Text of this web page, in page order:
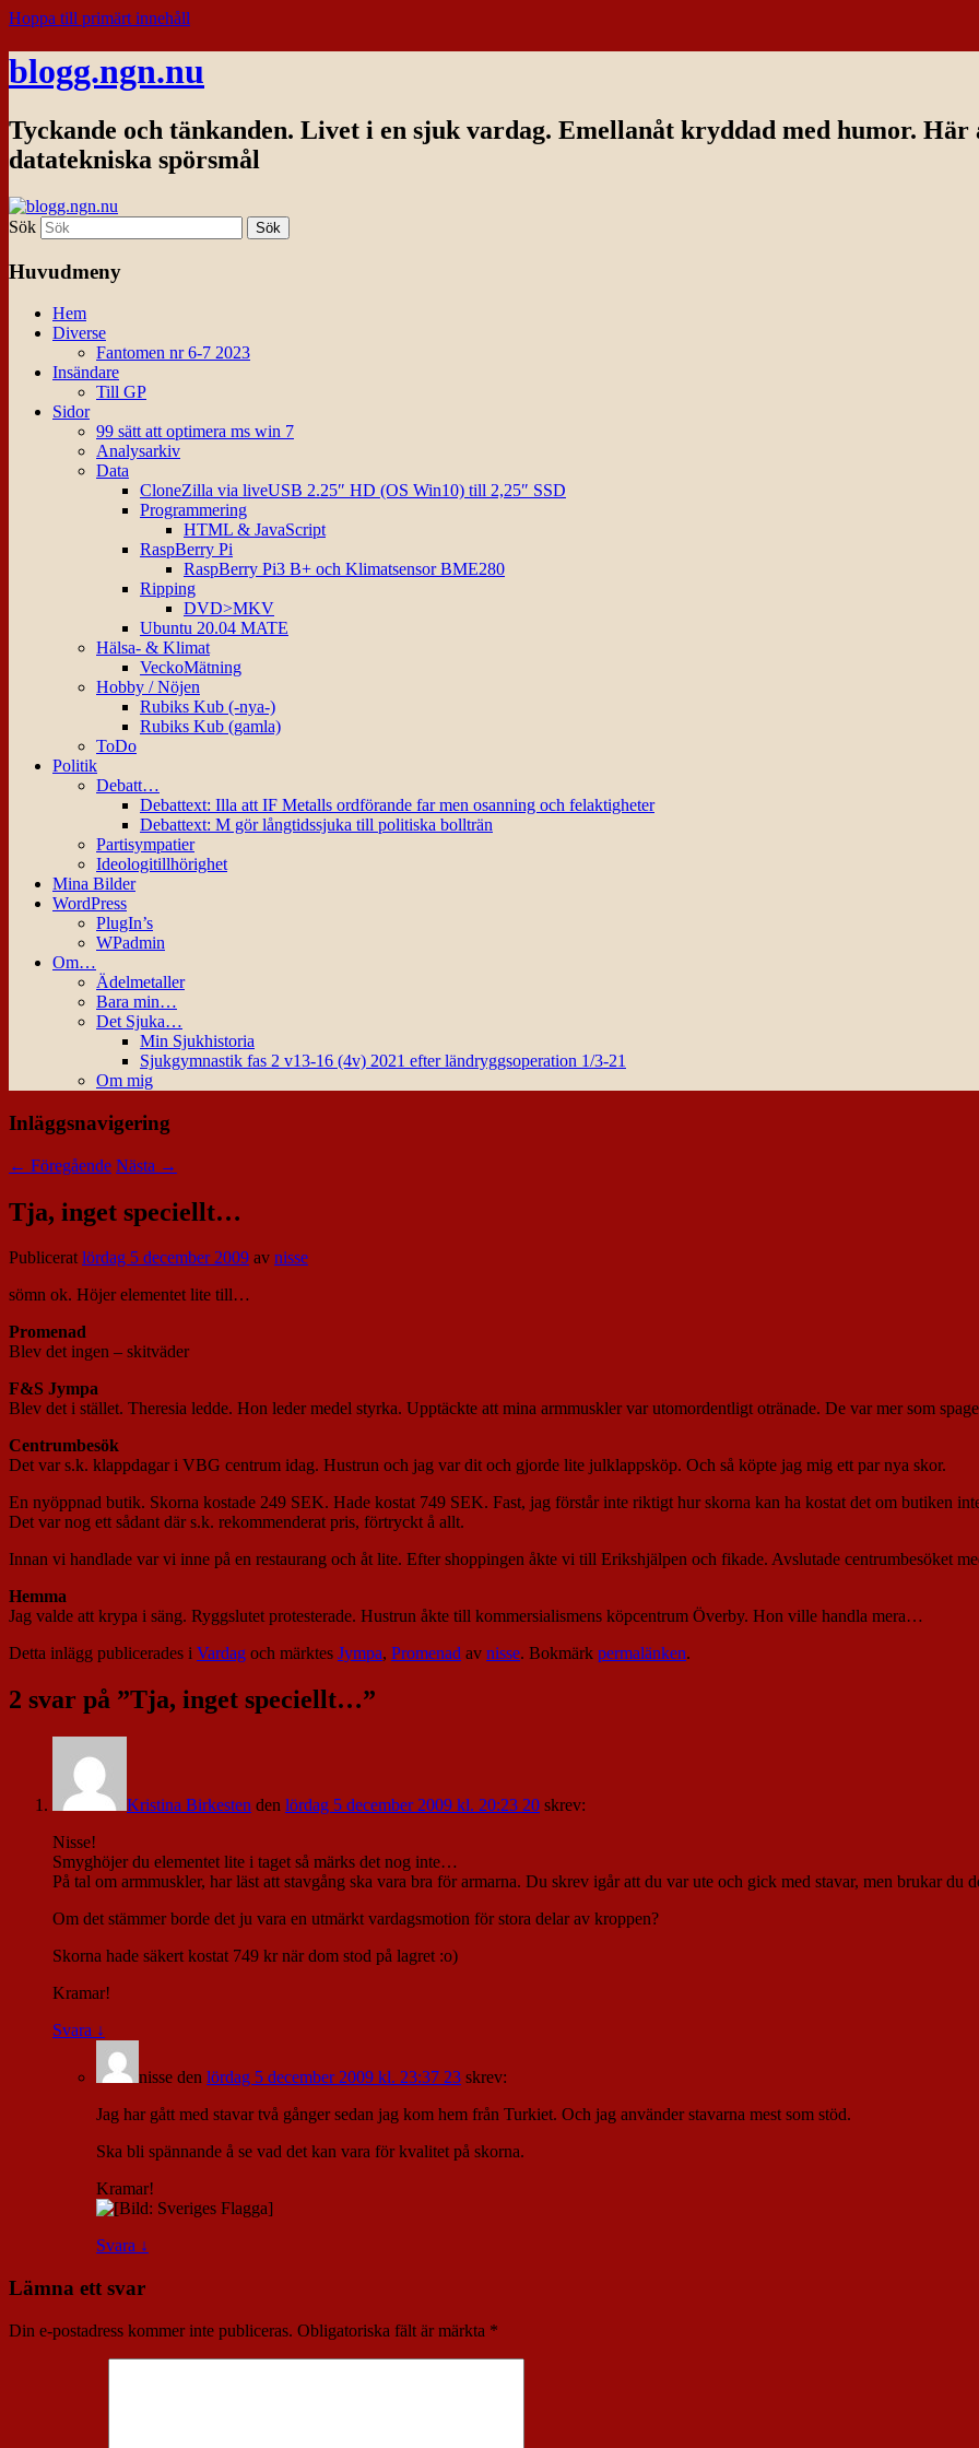
Hoppa till primärt innehåll
blogg.ngn.nu
Tyckande och tänkanden. Livet i en sjuk vardag. Emellanåt kryddad med humor. Här
datatekniska spörsmål
Sök
Huvudmeny
Hem
Diverse
Fantomen nr 6-7 2023
Insändare
Till GP
Sidor
99 sätt att optimera ms win 7
Analysarkiv
Data
CloneZilla via liveUSB 2.25″ HD (OS Win10) till 2,25″ SSD
Programmering
HTML & JavaScript
RaspBerry Pi
RaspBerry Pi3 B+ och Klimatsensor BME280
Ripping
DVD>MKV
Ubuntu 20.04 MATE
Hälsa- & Klimat
VeckoMätning
Hobby / Nöjen
Rubiks Kub (-nya-)
Rubiks Kub (gamla)
ToDo
Politik
Debatt…
Debattext: Illa att IF Metalls ordförande far men osanning och felaktigheter
Debattext: M gör långtidssjuka till politiska bollträn
Partisympatier
Ideologitillhörighet
Mina Bilder
WordPress
PlugIn’s
WPadmin
Om…
Ädelmetaller
Bara min…
Det Sjuka…
Min Sjukhistoria
Sjukgymnastik fas 2 v13-16 (4v) 2021 efter ländryggsoperation 1/3-21
Om mig
Inläggsnavigering
← Föregående Nästa →
Tja, inget speciellt…
Publiceratlördag 5 december 2009 av nisse
sömn ok. Höjer elementet lite till…
Promenad
Blev det ingen – skitväder
F&S Jympa
Blev det i stället. Theresia ledde. Hon leder medel styrka. Upptäckte att mina armmuskler var utomordentligt otränade. De var mer som
Centrumbesök
Det var s.k. klappdagar i VBG centrum idag. Hustrun och jag var dit och gjorde lite julklappsköp. Och så köpte jag mig ett par nya skor.
En nyöppnad butik. Skorna kostade 249 SEK. Hade kostat 749 SEK. Fast, jag förstår inte riktigt hur skorna kan ha kostat det om butiken
Det var nog ett sådant där s.k. rekommenderat pris, förtryckt å allt.
Innan vi handlade var vi inne på en restaurang och åt lite. Efter shoppingen åkte vi till Erikshjälpen och fikade. Avslutade centrumbesöket
Hemma
Jag valde att krypa i säng. Ryggslutet protesterade. Hustrun åkte till kommersialismens köpcentrum Överby. Hon ville handla mera…
Detta inlägg publicerades i Vardag och märktes Jympa, Promenad av nisse. Bokmärk permalänken.
2 svar på ”Tja, inget speciellt…”
Kristina Birkesten den lördag 5 december 2009 kl. 20:23 20 skrev:
Nisse!
Smyghöjer du elementet lite i taget så märks det nog inte…
På tal om armmuskler, har läst att stavgång ska vara bra för armarna. Du skrev igår att du var ute och gick med stavar, men brukar du
Om det stämmer borde det ju vara en utmärkt vardagsmotion för stora delar av kroppen?
Skorna hade säkert kostat 749 kr när dom stod på lagret :o)
Kramar!
Svara ↓
nisse den lördag 5 december 2009 kl. 23:37 23 skrev:
Jag har gått med stavar två gånger sedan jag kom hem från Turkiet. Och jag använder stavarna mest som stöd.
Ska bli spännande å se vad det kan vara för kvalitet på skorna.
Kramar!
Svara ↓
Lämna ett svar
Din e-postadress kommer inte publiceras. Obligatoriska fält är märkta *